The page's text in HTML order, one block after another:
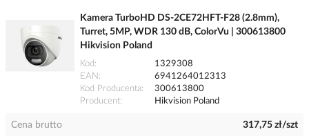
Kamera TurboHD DS-2CE72HFT-F28 (2.8mm),
Turret, 5MP, WDR 130 dB, ColorVu | 300613800
Hikvision Poland
Kod
1329308
EAN
6941264012313
Kod Producenta
300613800
Producent
Hikvision Poland
Cena brutto 317,75 zł/szt